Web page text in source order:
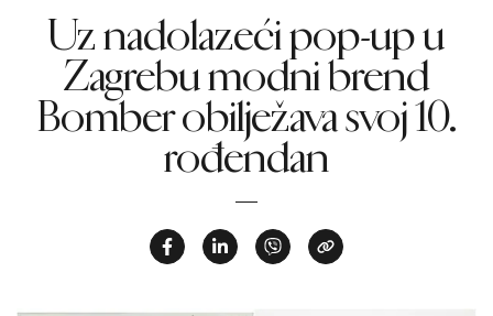
Uz nadolazeći pop-up u
Zagrebu modni brend
Bomber obilježava svoj 10.
rođendan